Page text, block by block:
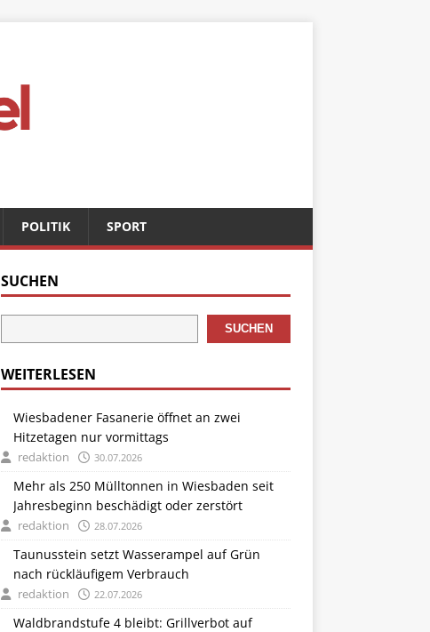
POLITIK SPORT
SUCHEN
SUCHEN
WEITERLESEN
Wiesbadener Fasanerie öffnet an zwei
Hitzetagen nur vormittags
redaktion 30.07.2026
Mehr als 250 Mülltonnen in Wiesbaden seit
Jahresbeginn beschädigt oder zerstört
redaktion 28.07.2026
Taunusstein setzt Wasserampel auf Grün
nach rückläufigem Verbrauch
redaktion 22.07.2026
Waldbrandstufe 4 bleibt: Grillverbot auf